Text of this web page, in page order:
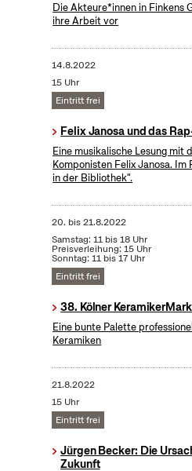
Die Akteure*innen in Finkens
ihre Arbeit vor
14.8.2022
15 Uhr
Eintritt frei
Felix Janosa und das
Eine musikalische Lesung mit
Komponisten Felix Janosa. Im
in der Bibliothek".
20. bis21.8.2022
Samstag: 11 bis 18 Uhr
Preisverleihung: 15 Uhr
Sonntag: 11 bis 17 Uhr
Eintritt frei
38. Kölner
Eine bunte Palette
Keramiken
21.8.2022
15 Uhr
Eintritt frei
Jürgen Becker: Die
Zukunft